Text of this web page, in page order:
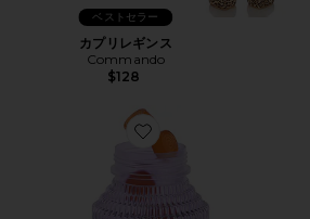
ベストセラー
カプリレギンス
Commando
$128
Favorite PURR ビタミングミ